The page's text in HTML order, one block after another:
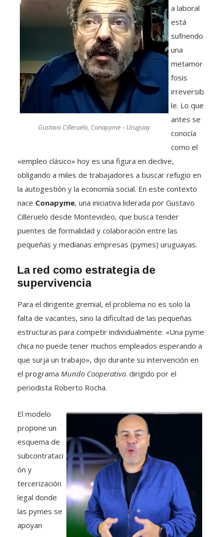
Gustavo Cilleruelo, Conapyme – Uruguay
a laboral
está
sufriendo
una
metamor
fosis
irreversib
le. Lo que
antes se
conocía
como el
«empleo clásico» hoy es una figura en declive,
obligando a miles de trabajadores a buscar refugio en
la autogestión y la economía social. En este contexto
nace Conapyme, una iniciativa liderada por Gustavo
Cilleruelo desde Montevideo, que busca tender
puentes de formalidad y colaboración entre las
pequeñas y medianas empresas (pymes) uruguayas.
La red como estrategia de
supervivencia
Para el dirigente gremial, el problema no es solo la
falta de vacantes, sino la dificultad de las pequeñas
estructuras para competir individualmente. «Una pyme
chica no puede tener muchos empleados esperando a
que surja un trabajo», dijo durante su intervención en
el programa Mundo Cooperativo. dirigido por el
periodista Roberto Rocha.
El modelo
propone un
esquema de
subcontrataci
ón y
tercerización
legal donde
las pymes se
apoyan